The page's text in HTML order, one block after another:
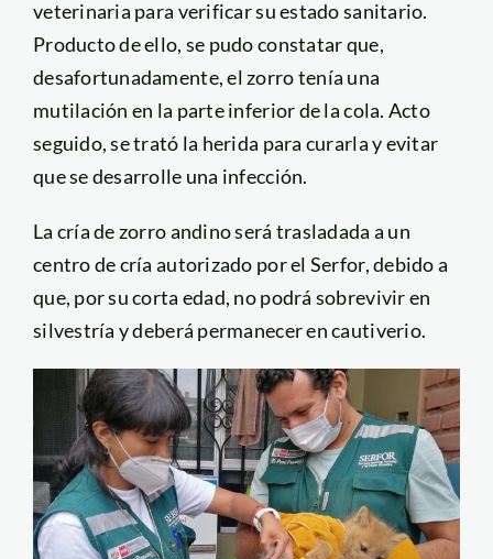
veterinaria para verificar su estado sanitario.
Producto de ello, se pudo constatar que,
desafortunadamente, el zorro tenía una
mutilación en la parte inferior de la cola. Acto
seguido, se trató la herida para curarla y evitar
que se desarrolle una infección.
La cría de zorro andino será trasladada a un
centro de cría autorizado por el Serfor, debido a
que, por su corta edad, no podrá sobrevivir en
silvestría y deberá permanecer en cautiverio.